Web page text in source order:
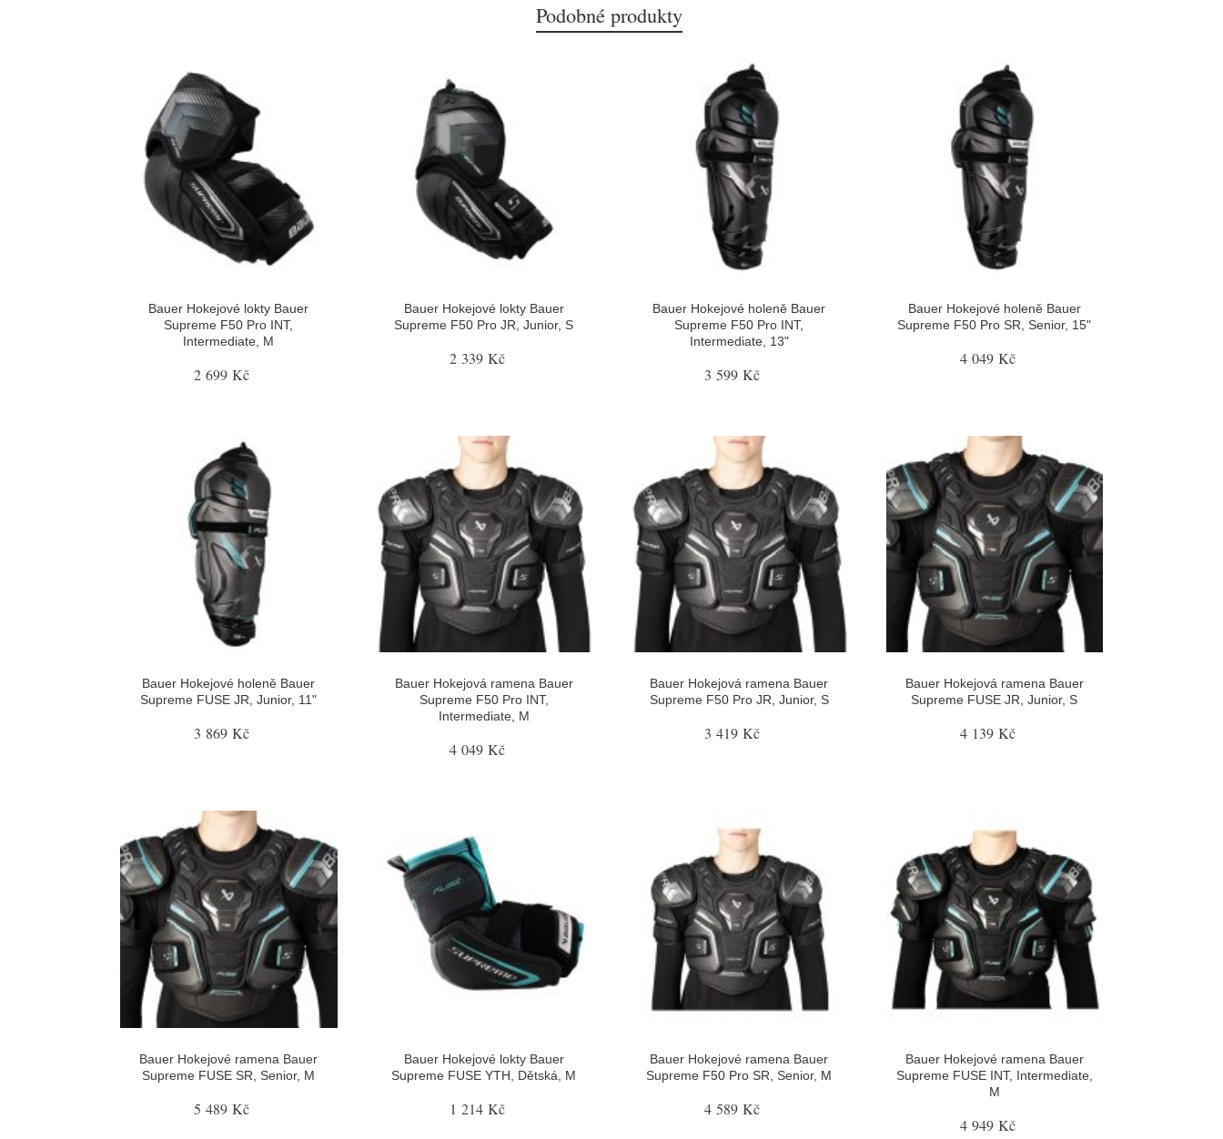
Podobné produkty
Bauer Hokejové lokty Bauer
Supreme F50 Pro INT,
Intermediate, M
2 699 Kč
Bauer Hokejové lokty Bauer
Supreme F50 Pro JR, Junior, S
2 339 Kč
Bauer Hokejové holeně Bauer
Supreme F50 Pro INT,
Intermediate, 13"
3 599 Kč
Bauer Hokejové holeně Bauer
Supreme F50 Pro SR, Senior, 15"
4 049 Kč
Bauer Hokejové holeně Bauer
Supreme FUSE JR, Junior, 11"
3 869 Kč
Bauer Hokejová ramena Bauer
Supreme F50 Pro INT,
Intermediate, M
4 049 Kč
Bauer Hokejová ramena Bauer
Supreme F50 Pro JR, Junior, S
3 419 Kč
Bauer Hokejová ramena Bauer
Supreme FUSE JR, Junior, S
4 139 Kč
Bauer Hokejové ramena Bauer
Supreme FUSE SR, Senior, M
5 489 Kč
Bauer Hokejové lokty Bauer
Supreme FUSE YTH, Dětská, M
1 214 Kč
Bauer Hokejové ramena Bauer
Supreme F50 Pro SR, Senior, M
4 589 Kč
Bauer Hokejové ramena Bauer
Supreme FUSE INT, Intermediate,
M
4 949 Kč